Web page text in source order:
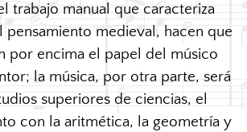
trabajo manual que caracteriza
pensamiento medieval, hacen que
por encima el papel del músico
la música, por otra parte, será
superiores de ciencias, el
con la aritmética, la geometría y